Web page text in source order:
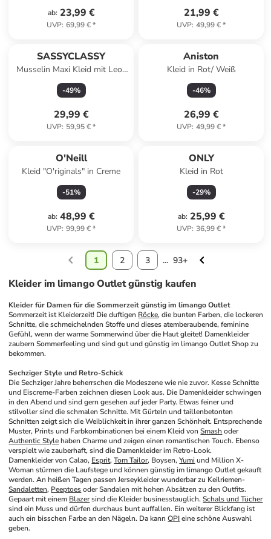
ab: 23,99 €
UVP: 69,99 €*
21,99 €
UVP: 49,99 €*
SASSYCLASSY
Musselin Maxi Kleid mit Leo-
Print in Pink
-49%
29,99 €
UVP: 59,95 €*
Aniston
Kleid in Rot/ Weiß
-46%
26,99 €
UVP: 49,99 €*
O'Neill
Kleid "O'riginals" in Creme
-51%
ab: 48,99 €
UVP: 99,99 €*
ONLY
Kleid in Rot
-29%
ab: 25,99 €
UVP: 36,99 €*
1 2 3 ... 93+
Kleider im limango Outlet günstig kaufen
Kleider für Damen für die Sommerzeit günstig im limango Outlet
Sommerzeit ist Kleiderzeit! Die duftigen Röcke, die bunten Farben, die lockeren
Schnitte, die schmeichelnden Stoffe und dieses atemberaubende, feminine
Gefühl, wenn der warme Sommerwind über die Haut gleitet! Damenkleider
zaubern Sommerfeeling und sind gut und günstig im limango Outlet Shop zu
bekommen.
Sechziger Style und Retro-Schick
Die Sechziger Jahre beherrschen die Modeszene wie nie zuvor. Kesse Schnitte
und Eiscreme-Farben zeichnen diesen Look aus. Die Damenkleider schwingen
in den Abend und sind gern gesehen auf jeder Party. Etwas feiner und
stilvoller sind die schmalen Schnitte. Mit Gürteln und taillenbetonten
Schnitten zeigt sich die Weiblichkeit in ihrer ganzen Schönheit. Entsprechende
Muster, Prints und Farbkombinationen bei einem Kleid von Smash
oder
Authentic Style haben Charme und zeigen einen romantischen Touch. Ebenso
verspielt wie zauberhaft, sind die Damenkleider im Retro-Look.
Damenkleider von Calao, Esprit, Tom Tailor, Boysen, Yumi und Million X-
Woman stürmen die Laufstege und können günstig im limango Outlet gekauft
werden. An heißen Tagen passen Jerseykleider wunderbar zu Keilriemen-
Sandaletten, Peeptoes oder Sandalen mit hohen Absätzen zu den Outfits.
Gepaart mit einem Blazer sind die Kleider businesstauglich. Schals und Tücher
sind ein Muss und dürfen durchaus bunt auffallen. Ein weiterer Blickfang ist
auch ein bisschen Farbe an den Nägeln. Da kann OPI eine schöne Auswahl
geben.